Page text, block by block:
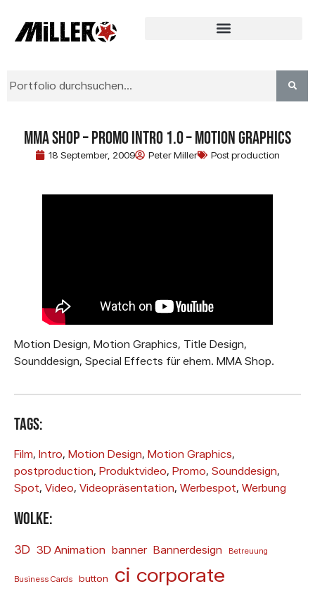
MMA Shop – promo intro 1.0 – Motion Graphics
18 September, 2009 Peter Miller Post production
Motion Design, Motion Graphics, Title Design,
Sounddesign, Special Effects für ehem. MMA Shop.
Tags:
Film, Intro, Motion Design, Motion Graphics
postproduction, Produktvideo, Promo, Sounddesign
Spot, Video, Videopräsentation, Werbespot, Werbung
Wolke:
3D 3D Animation banner Bannerdesign Betreuung
Business Cards button ci corporate